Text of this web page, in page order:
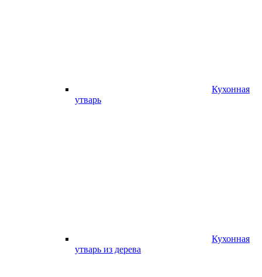
Кухонная
утварь
Кухонная
утварь из дерева